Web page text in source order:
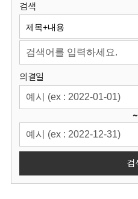
원
회
검색
의결일
~
검